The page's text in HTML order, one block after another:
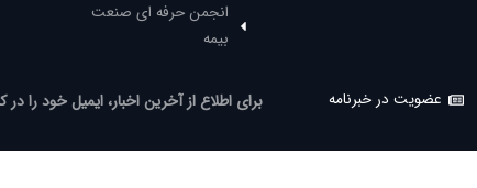
انجمن حرفه ای صنعت
بیمه
عضویت در خبرنامه برای اطلاع از آخرین اخبار، ایمیل خود را در